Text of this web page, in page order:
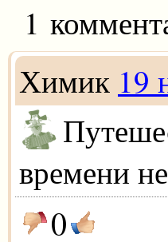
1
Химик 19
времени
0